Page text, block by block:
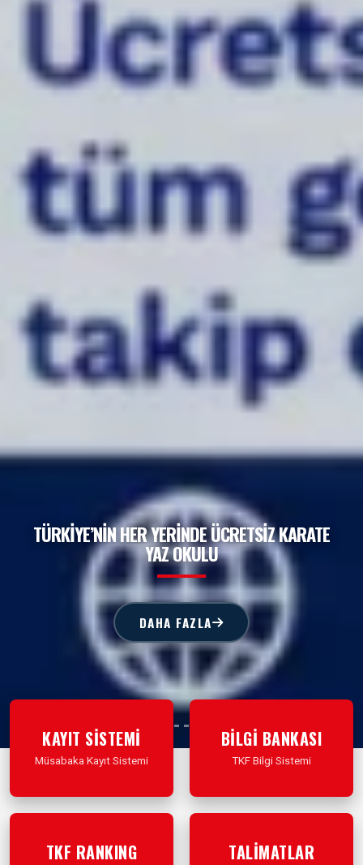
TÜRKİYE’NİN HER YERİNDE ÜCRETSİZ KARATE
YAZ OKULU
DAHA FAZLA
KAYIT SİSTEMİ
Müsabaka Kayıt Sistemi
İleri Git
BİLGİ BANKASI
TKF Bilgi Sistemi
İleri Git
TKF RANKING TALİMATLAR